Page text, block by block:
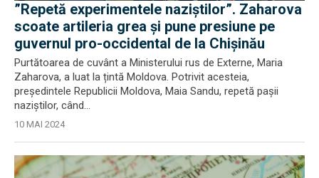
”Repetă experimentele naziștilor”. Zaharova
scoate artileria grea și pune presiune pe
guvernul pro-occidental de la Chișinău
Purtătoarea de cuvânt a Ministerului rus de Externe, Maria
Zaharova, a luat la țintă Moldova. Potrivit acesteia,
președintele Republicii Moldova, Maia Sandu, repetă pașii
naziștilor, când...
10 MAI 2024